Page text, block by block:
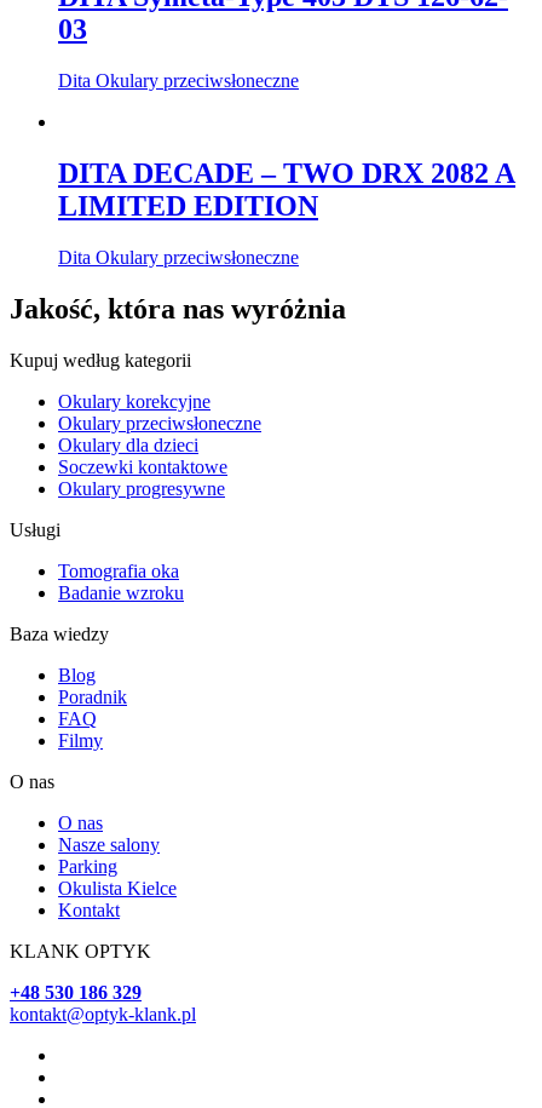
03
Dita Okulary przeciwsłoneczne
DITA DECADE – TWO DRX 2082 A
LIMITED EDITION
Dita Okulary przeciwsłoneczne
Jakość, która nas wyróżnia
Kupuj według kategorii
Okulary korekcyjne
Okulary przeciwsłoneczne
Okulary dla dzieci
Soczewki kontaktowe
Okulary progresywne
Usługi
Tomografia oka
Badanie wzroku
Baza wiedzy
Blog
Poradnik
FAQ
Filmy
O nas
O nas
Nasze salony
Parking
Okulista Kielce
Kontakt
KLANK OPTYK
+48 530 186 329
kontakt@optyk-klank.pl